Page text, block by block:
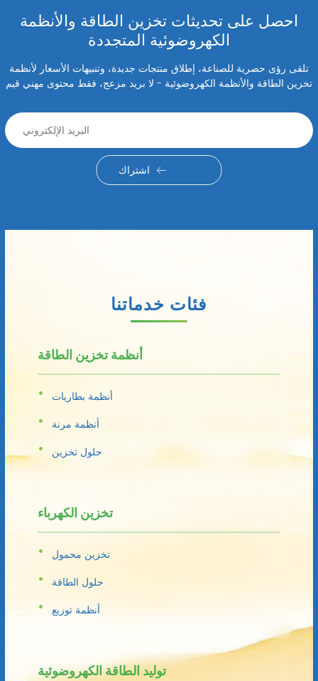
احصل على تحديثات تخزين الطاقة والأنظمة
الكهروضوئية المتجددة
تلقى رؤى حصرية للصناعة، إطلاق منتجات جديدة، وتنبيهات الأسعار لأنظمة
تخزين الطاقة والأنظمة الكهروضوئية - لا بريد مزعج، فقط محتوى مهني قيم
اشتراك
فئات خدماتنا
أنظمة تخزين الطاقة
أنظمة بطاريات
أنظمة مرنة
حلول تخزين
تخزين الكهرباء
تخزين محمول
حلول الطاقة
أنظمة توزيع
توليد الطاقة الكهروضوئية